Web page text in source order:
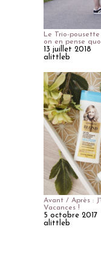
Le Trio-
on en pense
13 juillet 2018
alittleb
Avant / Après :
Vacances !
5 octobre 2017
alittleb